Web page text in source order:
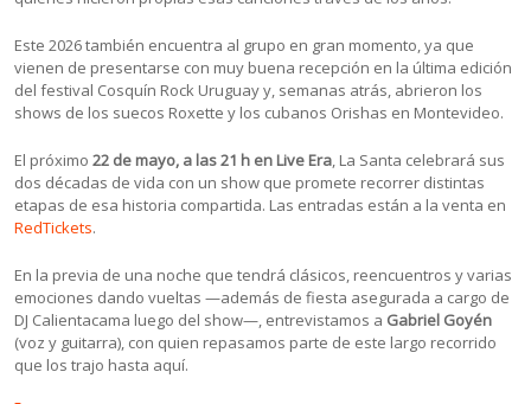
Este 2026 también encuentra al grupo en gran momento, ya que
vienen de presentarse con muy buena recepción en la última edición
del festival Cosquín Rock Uruguay y, semanas atrás, abrieron los
shows de los suecos Roxette y los cubanos Orishas en Montevideo.
El próximo22 de mayo, a las 21 h en Live Era, La Santa celebrará sus
dos décadas de vida con un show que promete recorrer distintas
etapas de esa historia compartida. Las entradas están a la venta en
RedTickets.
En la previa de una noche que tendrá clásicos, reencuentros y varias
emociones dando vueltas —además de fiesta asegurada a cargo de
DJ Calientacama luego del show—, entrevistamos a Gabriel Goyén
(voz y guitarra), con quien repasamos parte de este largo recorrido
que los trajo hasta aquí.